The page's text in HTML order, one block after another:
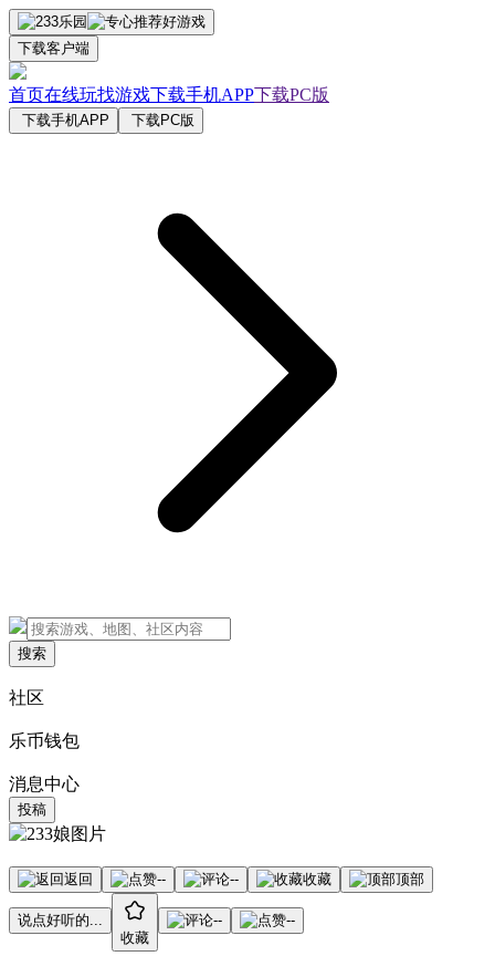
下载客户端
首页在线玩找游戏下载手机APP下载PC版
下载手机APP 下载PC版
搜索
社区
乐币钱包
消息中心
投稿
返回 -- -- 收藏 顶部
说点好听的...
收藏
-- --